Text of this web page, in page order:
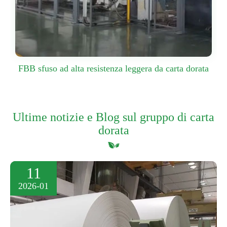
FBB sfuso ad alta resistenza leggera da carta dorata
Ultime notizie e Blog sul gruppo di carta
dorata
11
2026-01